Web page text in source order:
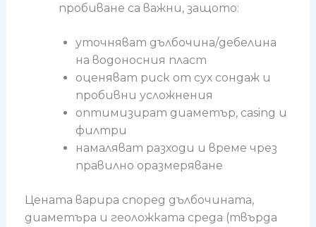
пробиване са важни, защото:
уточняват дълбочина/дебелина
на водоносния пласт
оценяват риск от сух сондаж и
пробивни усложнения
оптимизират диаметър, casing и
филтри
намаляват разходи и време чрез
правилно оразмеряване
Цената варира според дълбочината,
диаметъра и геоложката среда (твърда